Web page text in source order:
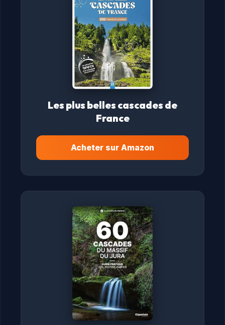
Les plus belles cascades de
France
Acheter sur Amazon